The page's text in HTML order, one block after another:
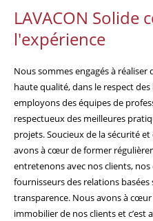
LAVACON Solide
l'expérience
Nous sommes engagés à
haute qualité, dans le respect
employons des équipes de
respectueux des meilleures
projets. Soucieux de la sécurité
avons à cœur de former
entretenons avec nos clients,
fournisseurs des relations basées
transparence. Nous avons à
immobilier de nos clients et c’est